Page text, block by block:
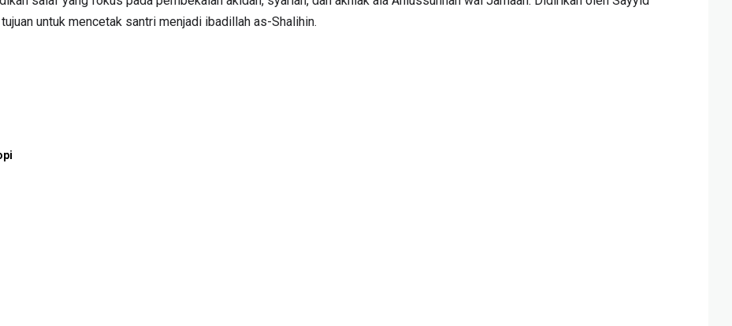
untuk mencetak santri menjadi ibadillah as-Shalihin.